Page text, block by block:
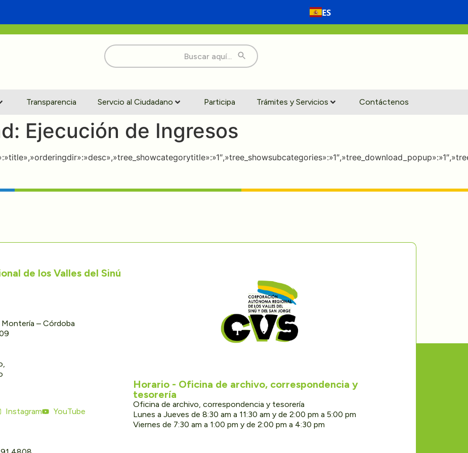
ES
Buscar:
Transparencia Servcio al Ciudadano Participa Trámites y Servicios Contáctenos
Ejecución de Ingresos
de los Valles del Sinú
Montería – Córdoba
Instagram YouTube
Horario - Oficina de archivo, correspondencia y
tesorería
Oficina de archivo, correspondencia y tesorería
Lunes a Jueves de 8:30 am a 11:30 am y de 2:00 pm a 5:00 pm
Viernes de 7:30 am a 1:00 pm y de 2:00 pm a 4:30 pm